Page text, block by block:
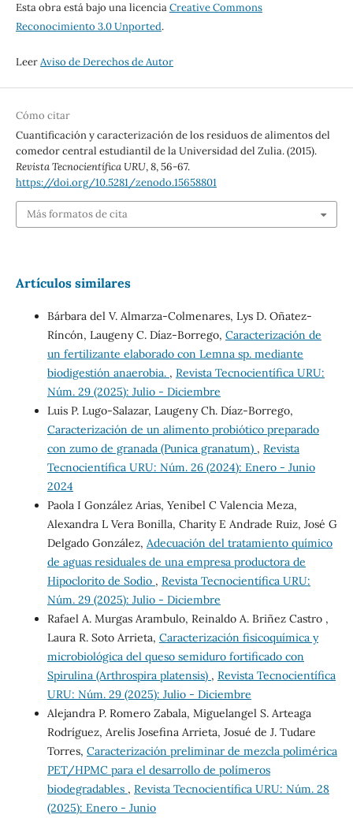
Esta obra está bajo una licenciaCreative Commons
Reconocimiento 3.0 Unported.
LeerAviso de Derechos de Autor
Cómo citar
Cuantificación y caracterización de los residuos de alimentos del
comedor central estudiantil de la Universidad del Zulia. (2015).
Revista Tecnocientífica URU,8, 56-67.
https://doi.org/10.5281/zenodo.15658801
Más formatos de cita
Artículos similares
Bárbara del V. Almarza-Colmenares, Lys D. Oñatez-
Ríncón, Laugeny C. Díaz-Borrego, Caracterización de
un fertilizante elaborado con Lemna sp. mediante
biodigestión anaerobia. , Revista Tecnocientífica URU:
Núm. 29 (2025): Julio - Diciembre
Luis P. Lugo-Salazar, Laugeny Ch. Díaz-Borrego,
Caracterización de un alimento probiótico preparado
con zumo de granada (Punica granatum) , Revista
Tecnocientífica URU: Núm. 26 (2024): Enero - Junio
2024
Paola I González Arias, Yenibel C Valencia Meza,
Alexandra L Vera Bonilla, Charity E Andrade Ruiz, José G
Delgado González, Adecuación del tratamiento químico
de aguas residuales de una empresa productora de
Hipoclorito de Sodio , Revista Tecnocientífica URU:
Núm. 29 (2025): Julio - Diciembre
Rafael A. Murgas Arambulo, Reinaldo A. Briñez Castro ,
Laura R. Soto Arrieta, Caracterización fisicoquímica y
microbiológica del queso semiduro fortificado con
Spirulina (Arthrospira platensis) , Revista Tecnocientífica
URU: Núm. 29 (2025): Julio - Diciembre
Alejandra P. Romero Zabala, Miguelangel S. Arteaga
Rodríguez, Arelis Josefina Arrieta, Josué de J. Tudare
Torres, Caracterización preliminar de mezcla polimérica
PET/HPMC para el desarrollo de polímeros
biodegradables , Revista Tecnocientífica URU: Núm. 28
(2025): Enero - Junio